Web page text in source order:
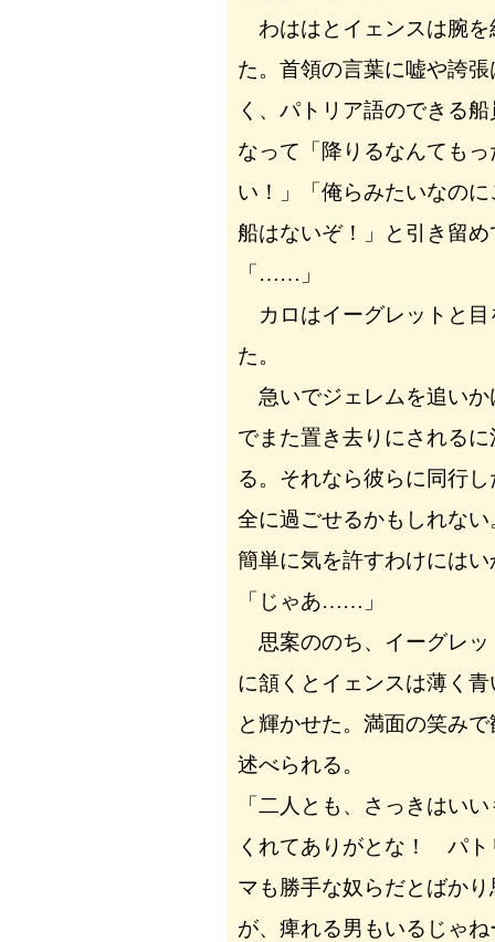
わははとイェンスは腕を
た。首領の言葉に嘘や誇
く、パトリア語のできる
なって「降りるなんてもっ
い！」「俺らみたいなの
船はないぞ！」と引き留
「……」
カロはイーグレットと目
た。
急いでジェレムを追いか
でまた置き去りにされる
る。それなら彼らに同行
全に過ごせるかもしれな
簡単に気を許すわけには
「じゃあ……」
思案ののち、イーグレッ
に頷くとイェンスは薄く
と輝かせた。満面の笑み
述べられる。
「二人とも、さっきはい
くれてありがとな！ パト
マも勝手な奴らだとばか
が、痺れる男もいるじゃ